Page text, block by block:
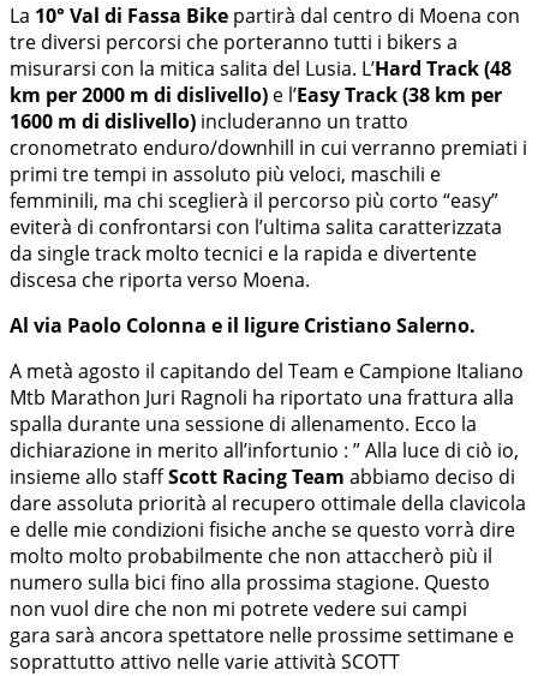
La 10° Val di Fassa Bike partirà dal centro di Moena con
tre diversi percorsi che porteranno tutti i bikers a
misurarsi con la mitica salita del Lusia. L’Hard Track (48
km per 2000 m di dislivello) e l’Easy Track (38 km per
1600 m di dislivello) includeranno un tratto
cronometrato enduro/downhill in cui verranno premiati i
primi tre tempi in assoluto più veloci, maschili e
femminili, ma chi sceglierà il percorso più corto “easy”
eviterà di confrontarsi con l’ultima salita caratterizzata
da single track molto tecnici e la rapida e divertente
discesa che riporta verso Moena.
Al via Paolo Colonna e il ligure Cristiano Salerno.
A metà agosto il capitando del Team e Campione Italiano
Mtb Marathon Juri Ragnoli ha riportato una frattura alla
spalla durante una sessione di allenamento. Ecco la
dichiarazione in merito all’infortunio : ” Alla luce di ciò io,
insieme allo staffScott Racing Team abbiamo deciso di
dare assoluta priorità al recupero ottimale della clavicola
e delle mie condizioni fisiche anche se questo vorrà dire
molto molto probabilmente che non attaccherò più il
numero sulla bici fino alla prossima stagione. Questo
non vuol dire che non mi potrete vedere sui campi
gara sarà ancora spettatore nelle prossime settimane e
soprattutto attivo nelle varie attività SCOTT